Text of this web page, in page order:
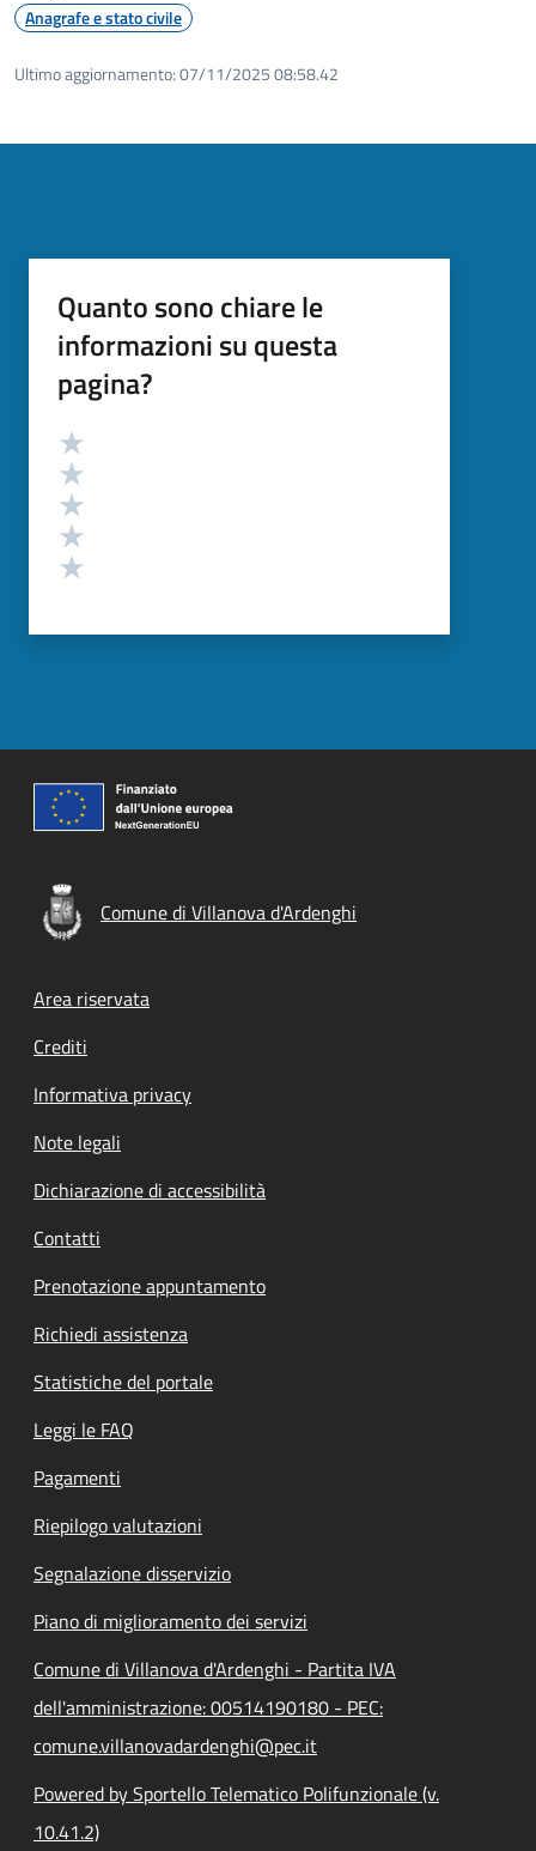
Anagrafe e stato civile
Ultimo aggiornamento:07/11/2025 08:58.42
Quanto sono chiare le
informazioni su questa
pagina?
Valutazione
Comune di Villanova d'Ardenghi
Footer menu
Area riservata
Crediti
Informativa privacy
Note legali
Dichiarazione di accessibilità
Contatti
Prenotazione appuntamento
Richiedi assistenza
Statistiche del portale
Leggi le FAQ
Pagamenti
Riepilogo valutazioni
Segnalazione disservizio
Piano di miglioramento dei servizi
Comune di Villanova d'Ardenghi - Partita IVA
dell'amministrazione: 00514190180 - PEC:
comune.villanovadardenghi@pec.it
Powered by Sportello Telematico Polifunzionale (v.
10.41.2)